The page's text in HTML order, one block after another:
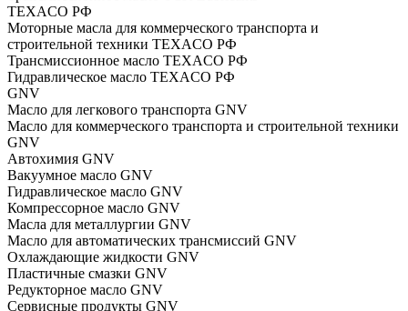
TEXACO РФ
Моторные масла для коммерческого транспорта и
строительной техники TEXACO РФ
Трансмиссионное масло TEXACO РФ
Гидравлическое масло TEXACO РФ
GNV
Масло для легкового транспорта GNV
Масло для коммерческого транспорта и строительной техники
GNV
Автохимия GNV
Вакуумное масло GNV
Гидравлическое масло GNV
Компрессорное масло GNV
Масла для металлургии GNV
Масло для автоматических трансмиссий GNV
Охлаждающие жидкости GNV
Пластичные смазки GNV
Редукторное масло GNV
Сервисные продукты GNV